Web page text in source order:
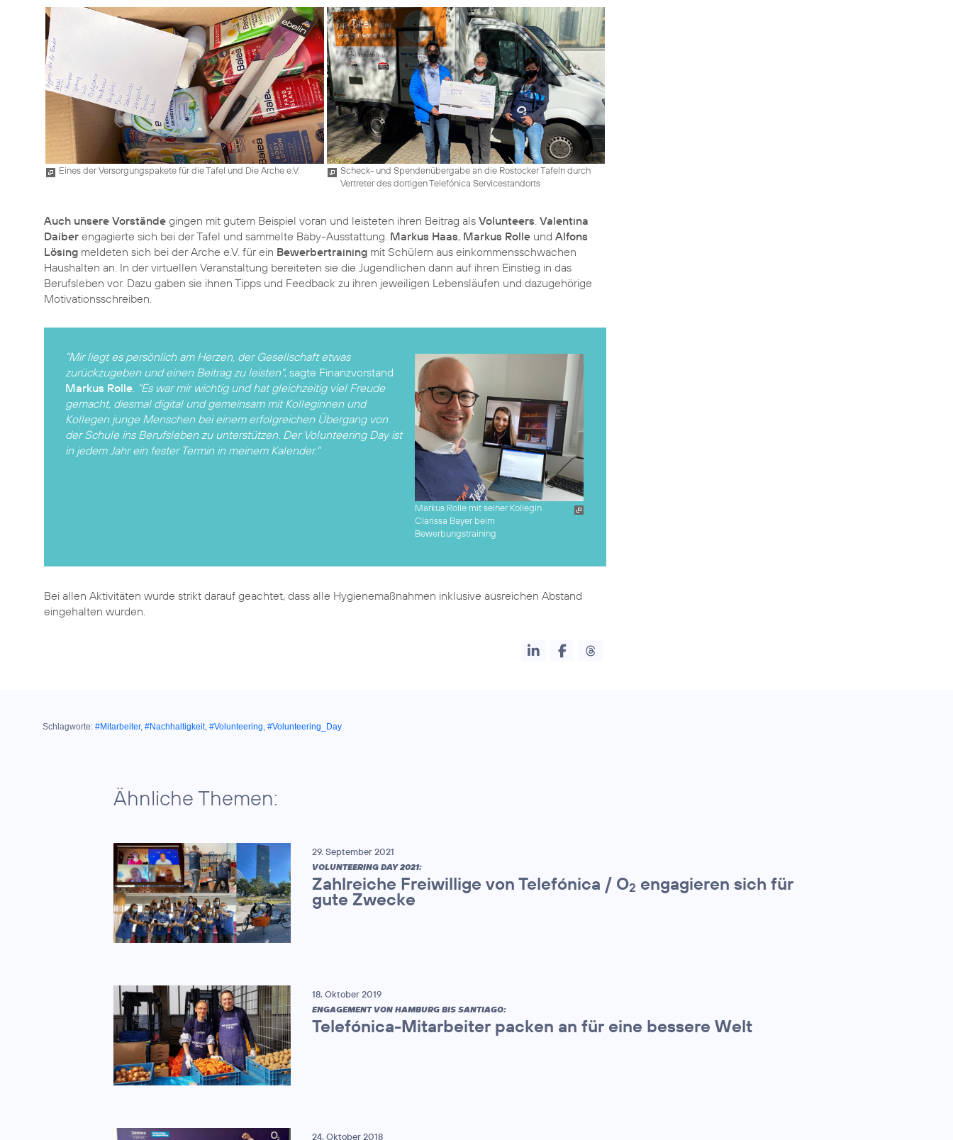
Eines der Versorgungspakete für die Tafel und Die Arche e.V.
Scheck- und Spendenübergabe an die Rostocker Tafeln durch
Vertreter des dortigen Telefónica Servicestandorts
Auch unsere Vorstände gingen mit gutem Beispiel voran und leisteten ihren Beitrag als Volunteers Valentina
Daiber engagierte sich bei der Tafel und sammelte Baby-Ausstattung. Markus Haas, Markus Rolle und Alfons
Lösing meldeten sich bei der Arche e.V. für ein Bewerbertraining mit Schülern aus einkommensschwachen
Haushalten an. In der virtuellen Veranstaltung bereiteten sie die Jugendlichen dann auf ihren Einstieg in das
Berufsleben vor. Dazu gaben sie ihnen Tipps und Feedback zu ihren jeweiligen Lebensläufen und dazugehörige
Motivationsschreiben.
Markus Rolle mit seiner Kollegin
Clarissa Bayer beim
Bewerbungstraining
"Mir liegt es persönlich am Herzen, der Gesellschaft etwas
zurückzugeben und einen Beitrag zu leisten", sagte Finanzvorstand
Markus Rolle "Es war mir wichtig und hat gleichzeitig viel Freude
gemacht, diesmal digital und gemeinsam mit Kolleginnen und
Kollegen junge Menschen bei einem erfolgreichen Übergang von
der Schule ins Berufsleben zu unterstützen. Der Volunteering Day ist
in jedem Jahr ein fester Termin in meinem Kalender."
Bei allen Aktivitäten wurde strikt darauf geachtet, dass alle Hygienemaßnahmen inklusive ausreichen Abstand
eingehalten wurden.
Schlagworte: #Mitarbeiter, #Nachhaltigkeit, #Volunteering, #Volunteering_Day
Ähnliche Themen:
29. September 2021
VOLUNTEERING DAY 2021:
Zahlreiche Freiwillige von Telefónica / O2 engagieren sich für
gute Zwecke
18. Oktober 2019
ENGAGEMENT VON HAMBURG BIS SANTIAGO:
Telefónica-Mitarbeiter packen an für eine bessere Welt
24. Oktober 2018